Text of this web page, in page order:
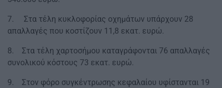
7. Στα τέλη κυκλοφορίας οχημάτων υπάρχουν 28
απαλλαγές που κοστίζουν 11,8 εκατ. ευρώ.
8. Στα τέλη χαρτοσήμου καταγράφονται 76 απαλλαγές
συνολικού κόστους 73 εκατ. ευρώ.
9. Στον φόρο συγκέντρωσης κεφαλαίου υφίστανται 19